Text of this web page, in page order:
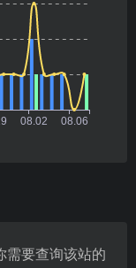
要查询该站的